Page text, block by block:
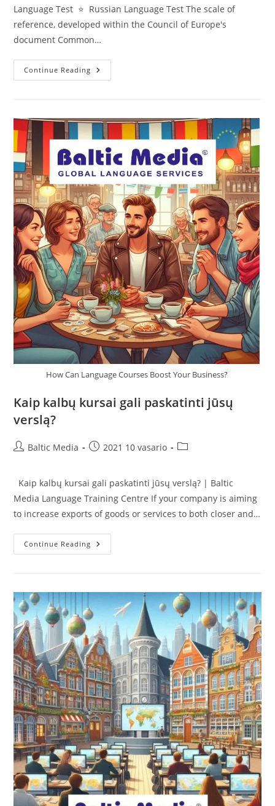
Language Test ⭐️ Russian Language Test The scale of
reference, developed within the Council of Europe's
document Common…
Continue Reading Įvertinkite
Savo
How Can Language Courses Boost Your Business?
Kaip kalbų kursai gali paskatinti jūsų
verslą?
PostBaltic Media
Post2021 10 vasario
Post
Kaip kalbų kursai gali paskatinti jūsų verslą? | Baltic
Media Language Training Centre If your company is aiming
to increase exports of goods or services to both closer and…
Continue Reading Kaip
Kalbų
Verslą?